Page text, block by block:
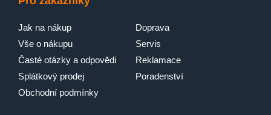
Jak na nákup
Vše o nákupu
Časté otázky a odpovědi
Splátkový prodej
Obchodní podmínky
Doprava
Servis
Reklamace
Poradenství